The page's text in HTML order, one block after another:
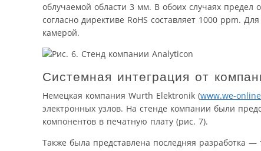
облучаемой области 3 мм. В обоих случаях предел
согласно директиве RoHS составляет 1000 ppm.
камерой.
Системная интеграция от
Немецкая компания Wurth Elektronik (www.we-
электронных узлов. На стенде компании были
компонентов в печатную плату (рис. 7).
Также была представлена последняя разработка